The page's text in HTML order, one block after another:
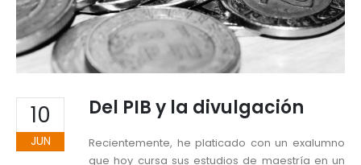
10
JUN
Del PIB y la divulgación
Recientemente, he platicado con un exalumno
que hoy cursa sus estudios de maestría en un